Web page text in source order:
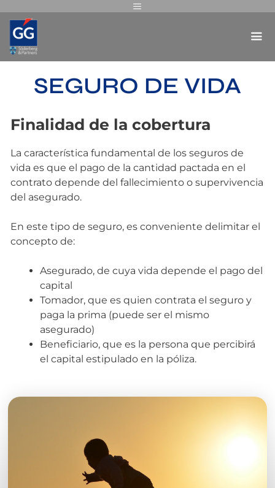
SEGURO DE VIDA
Finalidad de la cobertura
La característica fundamental de los seguros de
vida es que el pago de la cantidad pactada en el
contrato depende del fallecimiento o supervivencia
del asegurado.
En este tipo de seguro, es conveniente delimitar el
concepto de:
Asegurado, de cuya vida depende el pago del
capital
Tomador, que es quien contrata el seguro y
paga la prima (puede ser el mismo
asegurado)
Beneficiario, que es la persona que percibirá
el capital estipulado en la póliza.